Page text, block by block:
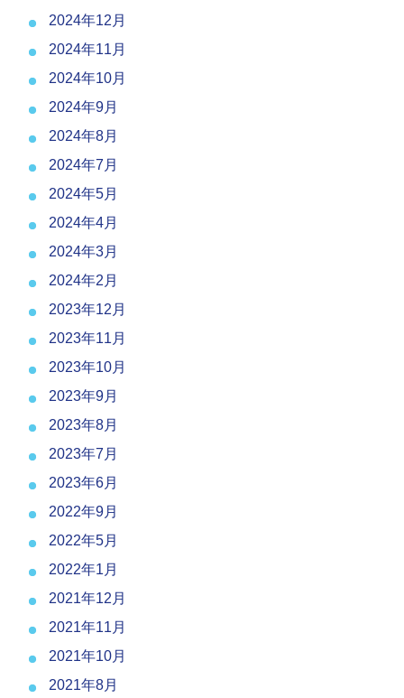
2024年12月
2024年11月
2024年10月
2024年9月
2024年8月
2024年7月
2024年5月
2024年4月
2024年3月
2024年2月
2023年12月
2023年11月
2023年10月
2023年9月
2023年8月
2023年7月
2023年6月
2022年9月
2022年5月
2022年1月
2021年12月
2021年11月
2021年10月
2021年8月